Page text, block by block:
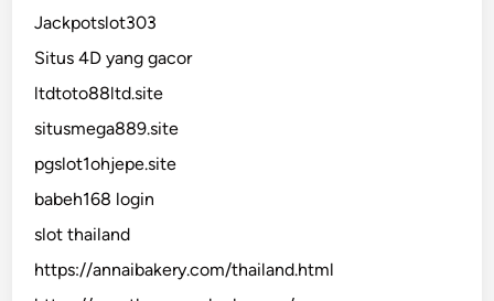
Jackpotslot303
Situs 4D yang gacor
ltdtoto88ltd.site
situsmega889.site
pgslot1ohjepe.site
babeh168 login
slot thailand
https://annaibakery.com/thailand.html